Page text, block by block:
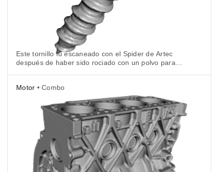
Este tornillo fu escaneado con el Spider de Artec
después de haber sido rociado con un polvo para
Motor • Combo